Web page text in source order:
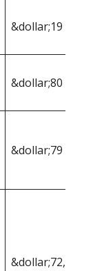
&dollar;19 933
&dollar;80 067
&dollar;79 011
&dollar;72,176